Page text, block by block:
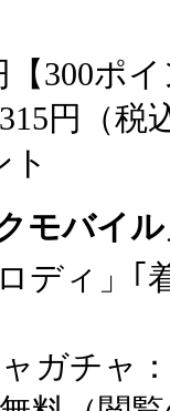
【300ポ
円（
モバイ
ディ」｢
ガチャ